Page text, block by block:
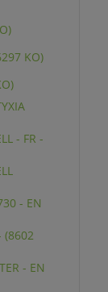
KO)
- FR -
- EN
(8602
- EN